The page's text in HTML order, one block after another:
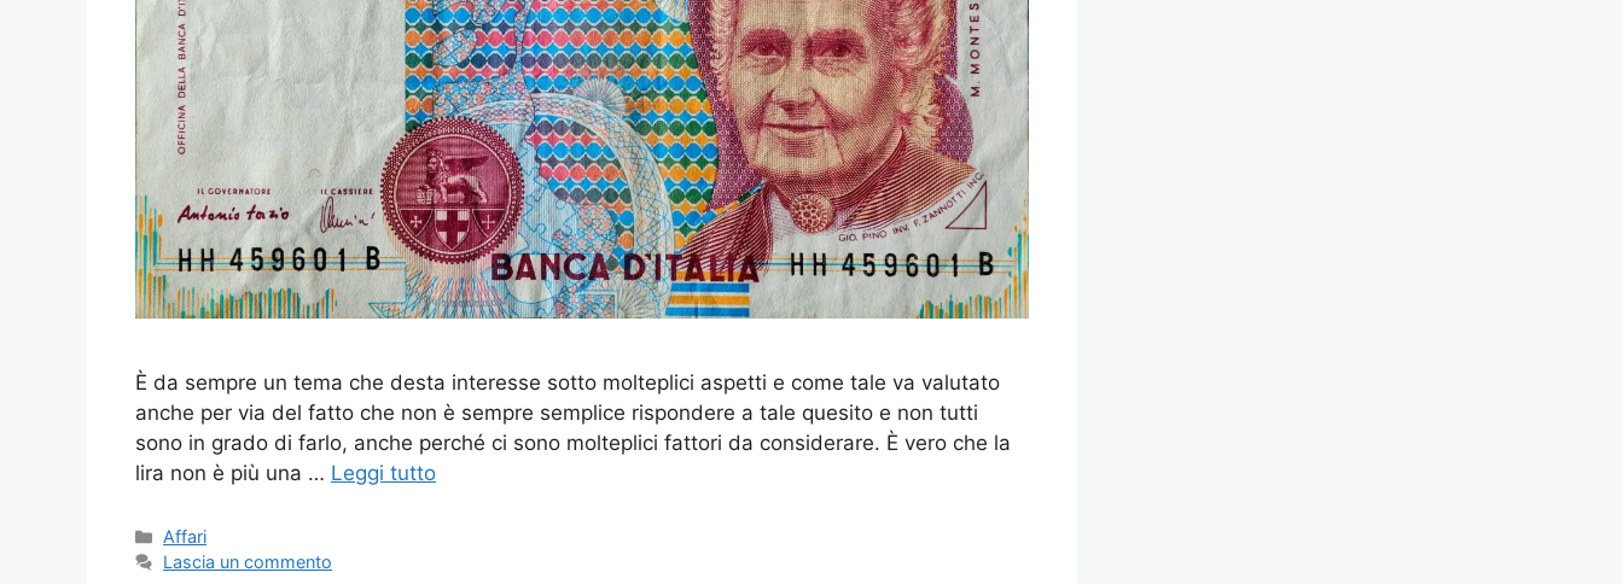
È da sempre un tema che desta interesse sotto molteplici aspetti e come tale va valutato
anche per via del fatto che non è sempre semplice rispondere a tale quesito e non tutti
sono in grado di farlo, anche perché ci sono molteplici fattori da considerare. È vero che la
lira non è più una … Leggi tutto
Categorie
Affari
Lascia un commento